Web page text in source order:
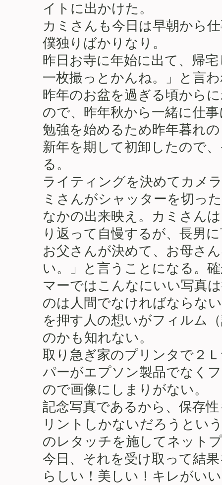
イトに出かけた。
カミさんも今日は早朝から
僕独りばかりなり。
昨日お寺に年始に出て、帰
一枚撮っとかんね。」と言
昨年のお盆を過ぎる頃から
ので、昨年秋から一緒に仕
勉強を始めるため昨年暮れ
新年を期して初卸したので
る。
ライティングを決めてカメ
ミさんがシャッターを切っ
なかの出来映え。カミさん
り返って自慢するが、長男
お父さんが決めて、お母さ
い。」と言うことになる。
マーではこんなにいい写真
のは人間でなければならな
を押す人の想いがフィルム
のかも知れない。
取り急ぎ家のプリンタで２
パーがエプソン製品でなく
ので画像にしまりがない。
記念写真であるから、保存
リントしかないだろうとい
のレタッチを施してネット
今日、それを受け取って結
らしい！美しい！キレがい